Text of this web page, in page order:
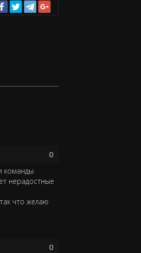
0
команды
нерадостные
что желаю
0